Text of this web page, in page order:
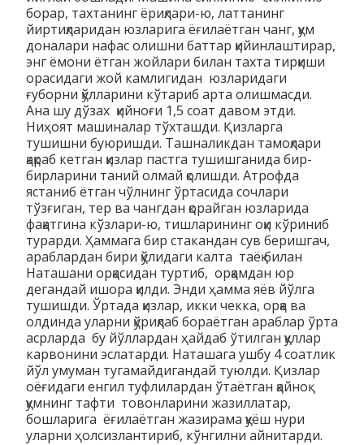
борар, тахтанинг ёриқлари-ю, латтанинг
йиртиқларидан юзларига ёғилаётган чанг, қум
доналари нафас олишни баттар қийинлаштирар,
энг ёмони ётган жойлари билан тахта тирқиши
орасидаги жой камлигидан юзларидаги
ғуборни қўлларини кўтариб арта олишмасди.
Ана шу дўзах қийноғи 1,5 соат давом этди.
Ниҳоят машиналар тўхташди. Қизларга
тушишни буюришди. Ташналикдан тамоқлари
қақраб кетган қизлар пастга тушишганида бир-
бирларини таний олмай қолишди. Атрофда
ястаниб ётган чўлнинг ўртасида сочлари
тўзғиган, тер ва чангдан қорайган юзларида
фақатгина кўзлари-ю, тишларининг оқи кўриниб
турарди. Ҳаммага бир стакандан сув беришгач,
араблардан бири қўлидаги калта таёқ билан
Наташани орқасидан туртиб, орқамдан юр
дегандай ишора қилди. Энди ҳамма яёв йўлга
тушишди. Ўртада қизлар, икки чекка, орқа ва
олдинда уларни қўриқлаб бораётган араблар ўрта
асрларда бу йўллардан ҳайдаб ўтилган қуллар
карвонини эслатарди. Наташага ушбу 4 соатлик
йўл умуман тугамайдигандай туюлди. Қизлар
оёғидаги енгил туфлилардан ўтаётган қайноқ
қумнинг тафти товонларини жазиллатар,
бошларига ёғилаётган жазирама қуёш нури
уларни ҳолсизлантириб, кўнгилни айнитарди.